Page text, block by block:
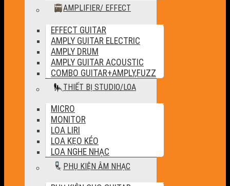
AMPLIFIER/ EFFECT
EFFECT GUITAR
AMPLY GUITAR ELECTRIC
AMPLY DRUM
AMPLY GUITAR ACOUSTIC
COMBO GUITAR+AMPLY,FUZZ
THIẾT BỊ STUDIO/LOA
MICRO
MONITOR
LOA LIRI
LOA KẸO KÉO
LOA NGHE NHẠC
PHỤ KIỆN ÂM NHẠC